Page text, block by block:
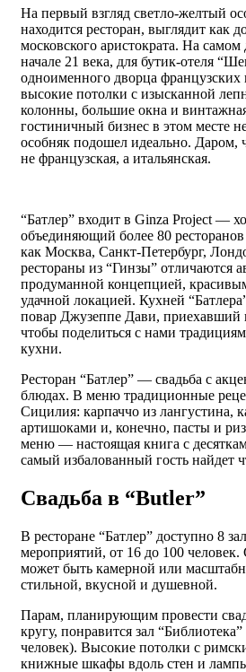
На первый взгляд светло-желтый
находится ресторан, выглядит как
московского аристократа. На самом
начале 21 века, для бутик-отеля
одноименного дворца французских
высокие потолки с изысканной
колонны, большие окна и
гостиничный бизнес в этом месте
особняк подошел идеально. Даром,
не французская, а итальянская.
“Батлер” входит в Ginza Project —
объединяющий более 80
как Москва, Санкт-Петербург,
рестораны из “Гинзы” отличаются
продуманной концепцией,
удачной локацией. Кухней
повар Джузеппе Дави, приехавший
чтобы поделиться с нами
кухни.
Ресторан “Батлер” — свадьба с
блюдах. В меню традиционные
Сицилия: карпаччо из лангустина,
артишоками и, конечно, пасты и
меню — настоящая книга с
самый избалованный гость найдет
Свадьба в “Butler”
В ресторане “Батлер” доступно 8
мероприятий, от 16 до 100 человек.
может быть камерной или
стильной, вкусной и душевной.
Парам, планирующим провести
кругу, понравится зал
человек). Высокие потолки с
книжные шкафы вдоль стен и